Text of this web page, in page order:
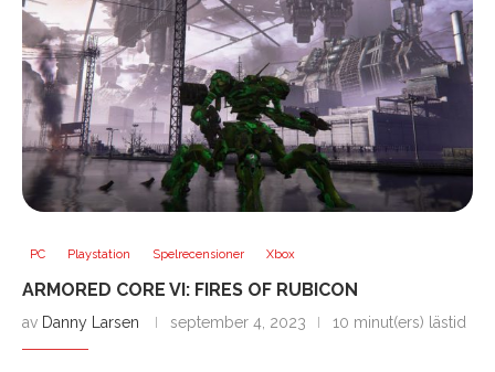
PC Playstation Spelrecensioner Xbox
ARMORED CORE VI: FIRES OF RUBICON
av Danny Larsen september 4, 2023 10 minut(ers) lästid